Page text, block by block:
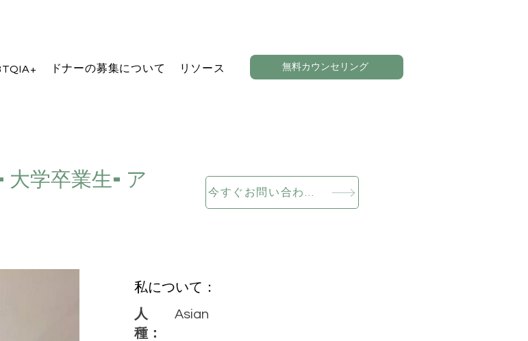
ドナーの募集について リソース 無料カウンセリング
卒業生-ア
私について：
人
種：
Asian